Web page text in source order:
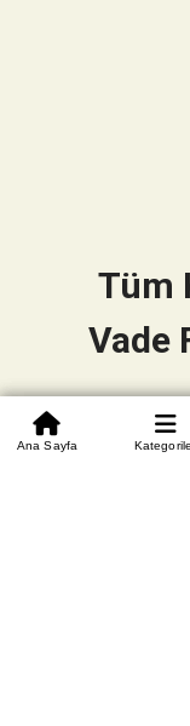
Beden Tablosu
Ana Sayfa
Tüm
Vade